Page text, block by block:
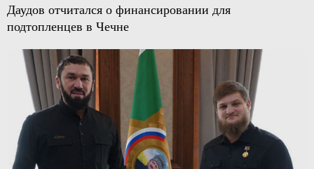
Даудов отчитался о финансировании для
подтопленцев в Чечне